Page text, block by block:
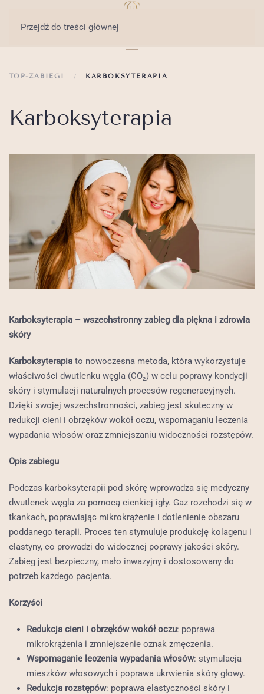
Przejdź do treści głównej
TOP-ZABIEGI KARBOKSYTERAPIA
Karboksyterapia
Karboksyterapia – wszechstronny zabieg dla piękna i zdrowia
skóry
Karboksyterapia to nowoczesna metoda, która wykorzystuje
właściwości dwutlenku węgla (CO₂) w celu poprawy kondycji
skóry i stymulacji naturalnych procesów regeneracyjnych.
Dzięki swojej wszechstronności, zabieg jest skuteczny w
redukcji cieni i obrzęków wokół oczu, wspomaganiu leczenia
wypadania włosów oraz zmniejszaniu widoczności rozstępów.
Opis zabiegu
Podczas karboksyterapii pod skórę wprowadza się medyczny
dwutlenek węgla za pomocą cienkiej igły. Gaz rozchodzi się w
tkankach, poprawiając mikrokrążenie i dotlenienie obszaru
poddanego terapii. Proces ten stymuluje produkcję kolagenu i
elastyny, co prowadzi do widocznej poprawy jakości skóry.
Zabieg jest bezpieczny, mało inwazyjny i dostosowany do
potrzeb każdego pacjenta.
Korzyści
Redukcja cieni i obrzęków wokół oczu: poprawa
mikrokrążenia i zmniejszenie oznak zmęczenia.
Wspomaganie leczenia wypadania włosów: stymulacja
mieszków włosowych i poprawa ukrwienia skóry głowy.
Redukcja rozstępów: poprawa elastyczności skóry i